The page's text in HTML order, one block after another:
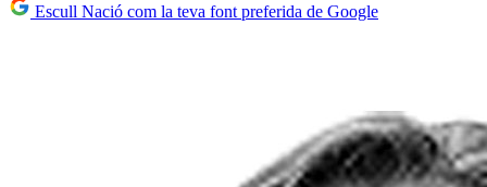
Escull Nació com la teva font preferida de Google